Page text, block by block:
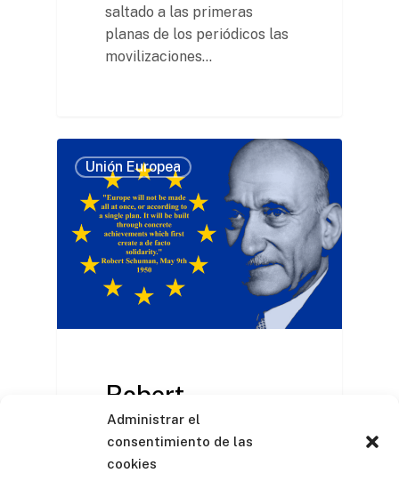
Administrar el
consentimiento de las
cookies
saltado a las primeras
planas de los periódicos las
movilizaciones…
Unión Europea
Robert
Schuman y su
idea de Europa